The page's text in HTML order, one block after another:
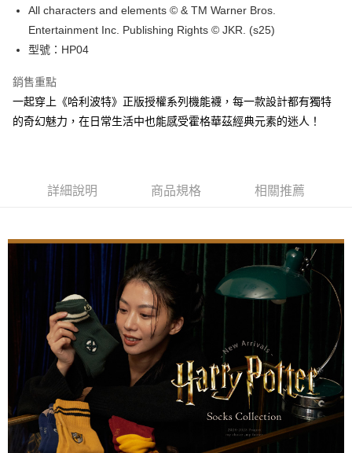
付款後全家取貨
每筆NT$100，滿NT$888(含以上)免運費
7-11取貨付款
每筆NT$100，滿NT$888(含以上)免運費
每筆NT$150，滿NT$888(含以上)免運費
All characters and elements © & TM Warner Bros.
Entertainment Inc. Publishing Rights © JKR. (s25)
型號：HP04
銷售重點
一起穿上《哈利波特》正版授權系列機能襪，每一款設計都有獨特
的奇幻魅力，在日常生活中也能感受霍格華茲經典元素的迷人！
詳細說明 商品規格 相關推薦